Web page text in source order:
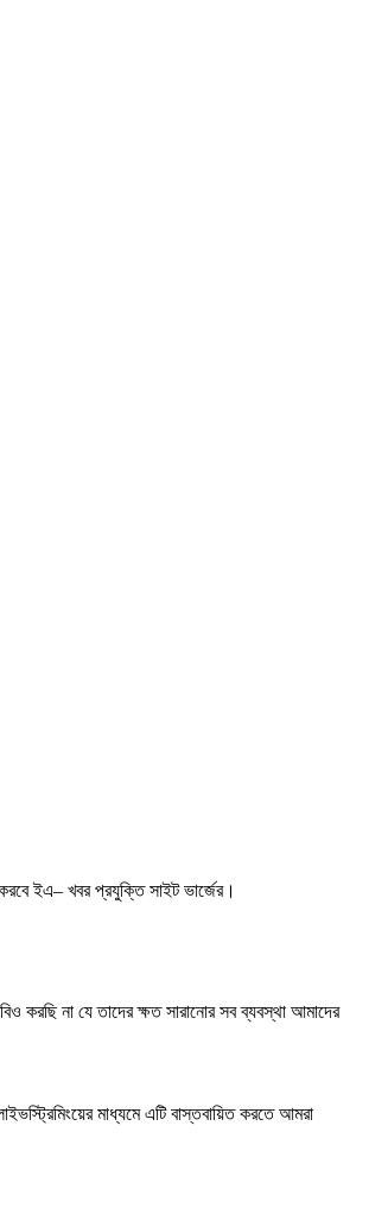
ইএ– খবর প্রযুক্তি সাইট ভার্জের।
করছি না যে তাদের ক্ষত সারানোর সব ব্যবস্থা আমাদের
মাধ্যমে এটি বাস্তবায়িত করতে আমরা